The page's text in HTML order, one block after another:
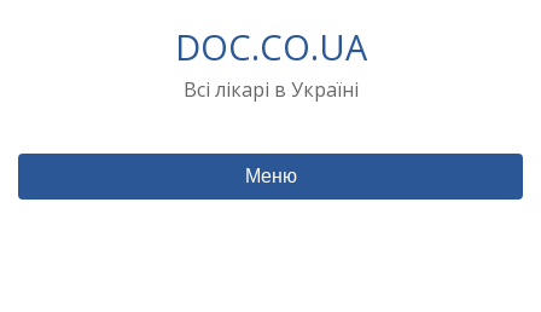
DOC.CO.UA
Всі лікарі в Україні
Меню